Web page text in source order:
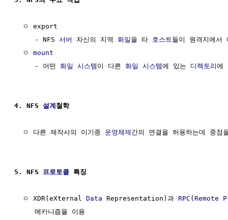
  ㅇ export
     - NFS
서버 자신의 지역 화일 을 타 호스트 들이 원격지에서
  ㅇ
mount
     - 어떤
화일 시스템 이 다른 화일 시스템에 있는 디렉토리에
4. NFS 설계철학
  ㅇ 다른 제작사의 이기종
운영체제 간의 연결을 허용하는데 중점
5. NFS 프로토콜 특징
  ㅇ XDR(eXternal
Data Representation)과 RPC (Remote
     메카니즘을 이용